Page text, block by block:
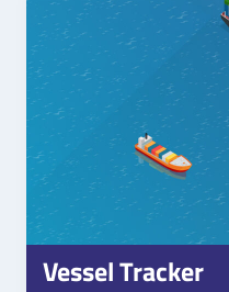
Vessel Tracker